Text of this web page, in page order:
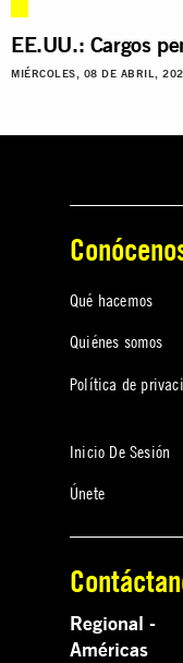
EE.UU.: Cargos
MIÉRCOLES, 08 DE ABRIL,
Qué hacemos
Quiénes somos
Política de
Inicio De Sesión
Únete
Regional -
Américas